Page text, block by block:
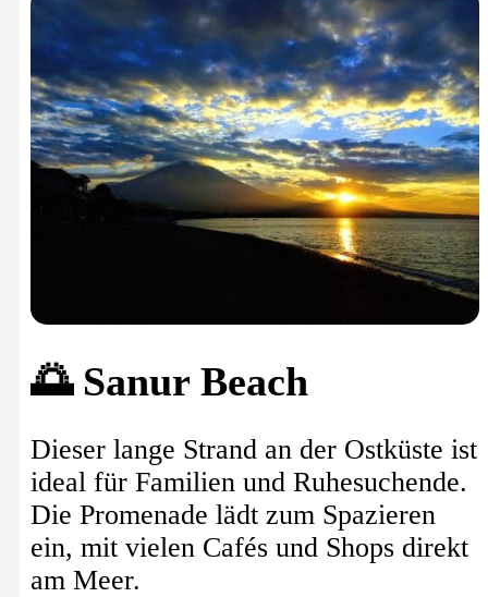
🌅 Sanur Beach
Dieser lange Strand an der Ostküste ist
ideal für Familien und Ruhesuchende.
Die Promenade lädt zum Spazieren
ein, mit vielen Cafés und Shops direkt
am Meer.